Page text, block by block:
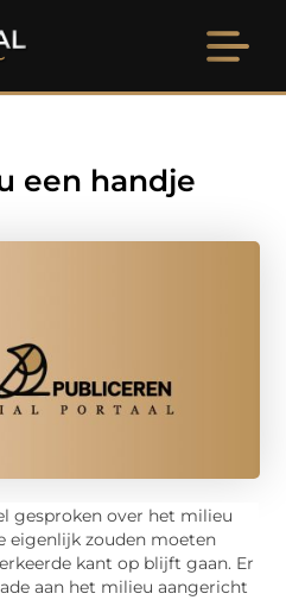
een handje
gesproken over het milieu
eigenlijk zouden moeten
kant op blijft gaan. Er
aan het milieu aangericht